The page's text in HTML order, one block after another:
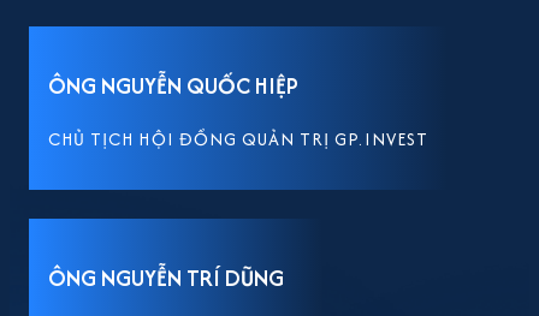
ÔNG NGUYỄN QUỐC HIỆP
CHỦ TỊCH HỘI ĐỒNG QUẢN TRỊ GP.INVEST
ÔNG NGUYỄN TRÍ DŨNG